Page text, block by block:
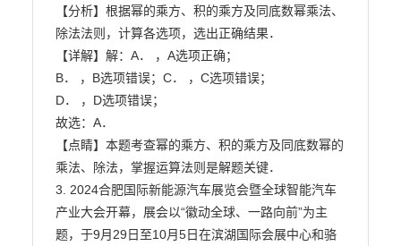
【分析】根据幂的乘方、积的乘方及同底数幂乘法、
除法法则，计算各选项，选出正确结果．
【详解】解：A． ，A选项正确；
B． ，B选项错误；C． ，C选项错误；
D． ，D选项错误；
故选：A．
【点睛】本题考查幂的乘方、积的乘方及同底数幂的
乘法、除法，掌握运算法则是解题关键．
3. 2024合肥国际新能源汽车展览会暨全球智能汽车
产业大会开幕，展会以“徽动全球、一路向前”为主
题，于9月29日至10月5日在滨湖国际会展中心和骆